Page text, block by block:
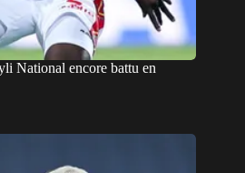
National encore battu en